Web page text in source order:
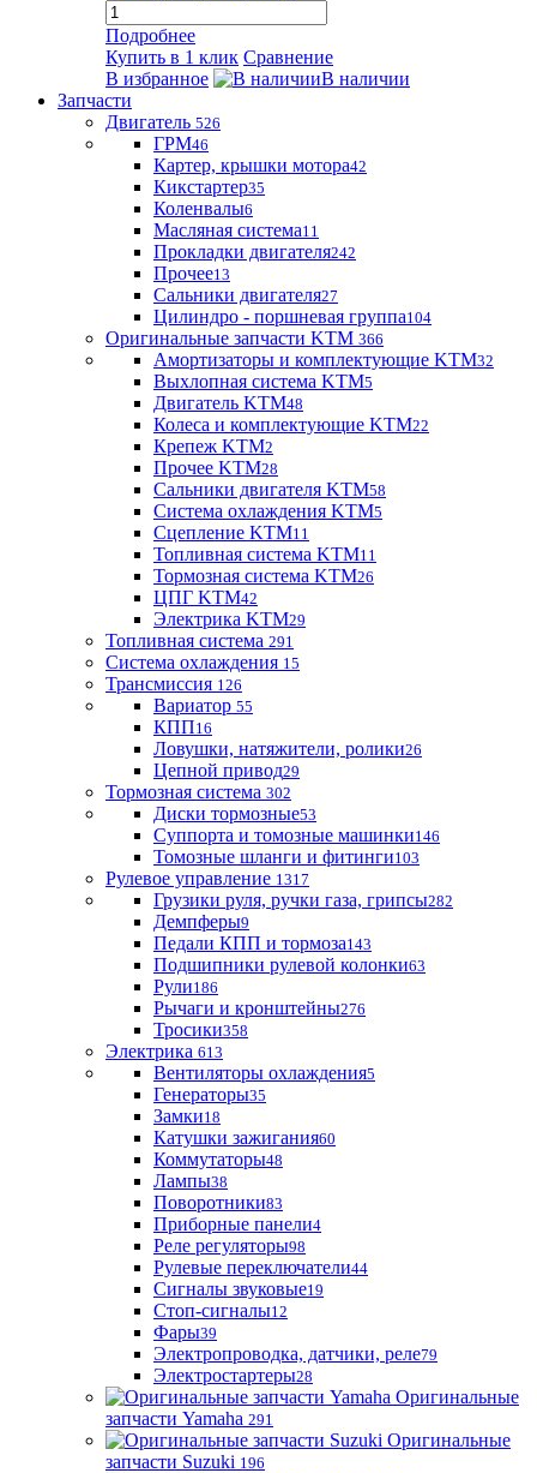
Подробнее
Купить в 1 клик Сравнение
В избранное
В наличии
Запчасти
Двигатель 526
ГРМ46
Картер, крышки мотора42
Кикстартер35
Коленвалы6
Масляная система11
Прокладки двигателя242
Прочее13
Сальники двигателя27
Цилиндро - поршневая группа104
Оригинальные запчасти KTM 366
Амортизаторы и комплектующие KTM32
Выхлопная система KTM5
Двигатель KTM48
Колеса и комплектующие KTM22
Крепеж KTM2
Прочее KTM28
Сальники двигателя KTM58
Система охлаждения KTM5
Сцепление KTM11
Топливная система KTM11
Тормозная система KTM26
ЦПГ KTM42
Электрика KTM29
Топливная система 291
Система охлаждения 15
Трансмиссия 126
Вариатор 55
КПП16
Ловушки, натяжители, ролики26
Цепной привод29
Тормозная система 302
Диски тормозные53
Суппорта и томозные машинки146
Томозные шланги и фитинги103
Рулевое управление 1317
Грузики руля, ручки газа, грипсы282
Демпферы9
Педали КПП и тормоза143
Подшипники рулевой колонки63
Рули186
Рычаги и кронштейны276
Тросики358
Электрика 613
Вентиляторы охлаждения5
Генераторы35
Замки18
Катушки зажигания60
Коммутаторы48
Лампы38
Поворотники83
Приборные панели4
Реле регуляторы98
Рулевые переключатели44
Сигналы звуковые19
Стоп-сигналы12
Фары39
Электропроводка, датчики, реле79
Электростартеры28
Оригинальные
запчасти Yamaha 291
Оригинальные
запчасти Suzuki 196